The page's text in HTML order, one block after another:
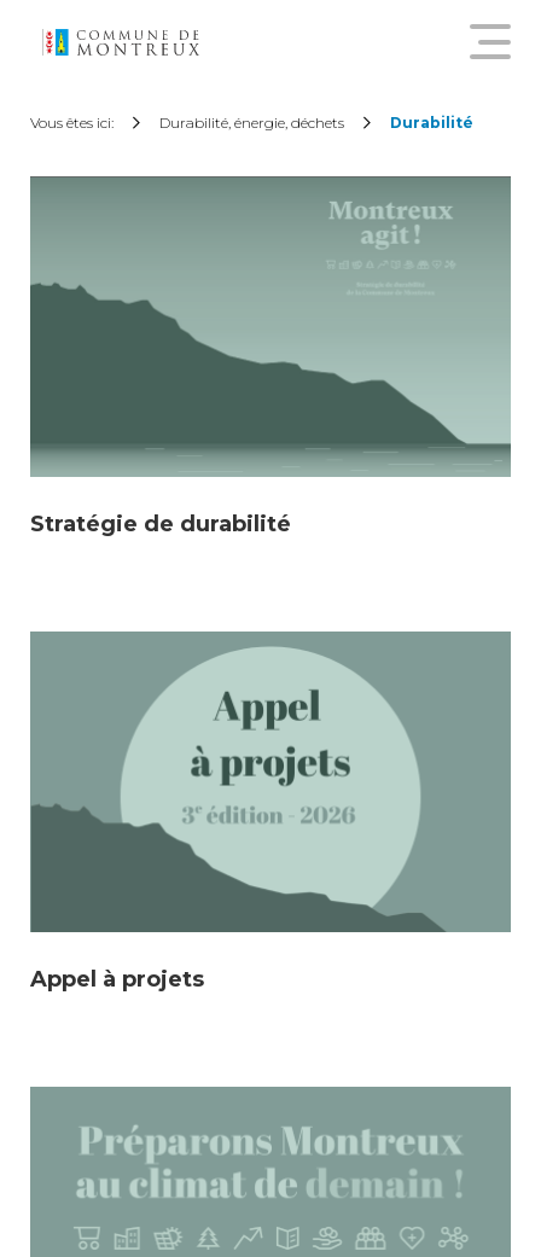
virtuel
Créer un compte citoyen
Se connecter à son compte
citoyen
attestation en ligne, annoncer
un déménagement,
demander une subvention
sur les abonnements annuels
de transports publics ou
compte citoyen en cliquant
sur l’une des catégories ci-
dessus. Pour effectuer
d’autres démarches
administratives en ligne,
cliquez sur l’une des
catégories ci-dessous.
Annonces et demandes
Enfance/jeunesse
Vous êtes ici: Durabilité, énergie, déchets Durabilité
Stratégie de durabilité
Appel à projets